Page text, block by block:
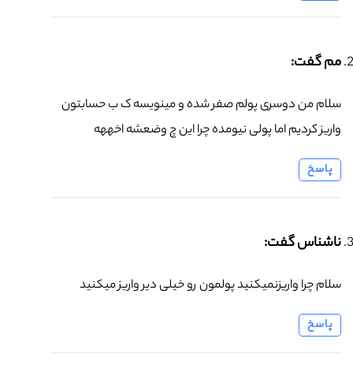
مم گفت:
سلام من دوسری پولم صفر شده و مینویسه ک ب حسابتون
واریز کردیم اما پولی نیومده چرا این چ وضعشه اخههه
پاسخ
ناشناس گفت:
سلام چرا واریز‌نمیکنید پولمون رو خیلی دیر واریز میکنید
پاسخ